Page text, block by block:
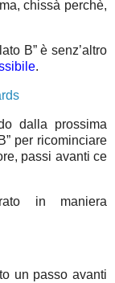
chissà perchè,
B” è senz’altro
.
dalla prossima
per ricominciare
passi avanti ce
in maniera
un passo avanti